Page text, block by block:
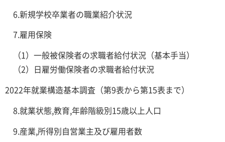
6.新規学校卒業者の職業紹介状況
7.雇用保険
（1）一般被保険者の求職者給付状況（基本手当）
（2）日雇労働保険者の求職者給付状況
2022年就業構造基本調査（第9表から第15表まで）
8.就業状態,教育,年齢階級別15歳以上人口
9.産業,所得別自営業主及び雇用者数